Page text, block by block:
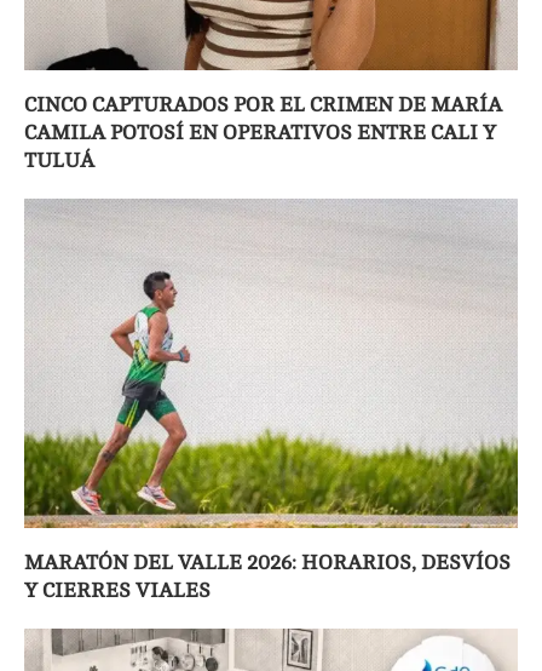
CINCO CAPTURADOS POR EL CRIMEN DE MARÍA
CAMILA POTOSÍ EN OPERATIVOS ENTRE CALI Y
TULUÁ
MARATÓN DEL VALLE 2026: HORARIOS, DESVÍOS
Y CIERRES VIALES